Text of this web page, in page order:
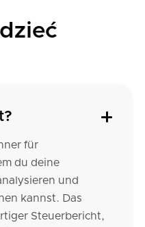
für
du deine
und
kannst. Das
Steuerbericht,